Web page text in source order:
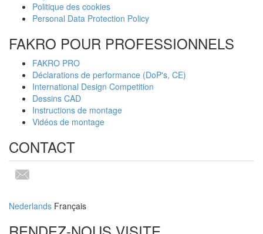
Politique des cookies
Personal Data Protection Policy
FAKRO POUR PROFESSIONNELS
FAKRO PRO
Déclarations de performance (DoP's, CE)
International Design Competition
Dessins CAD
Instructions de montage
Vidéos de montage
CONTACT
Nederlands Français